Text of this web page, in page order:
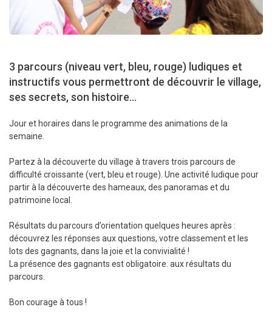
3 parcours (niveau vert, bleu, rouge) ludiques et
instructifs vous permettront de découvrir le village,
ses secrets, son histoire...
Jour et horaires dans le programme des animations de la
semaine.
Partez à la découverte du village à travers trois parcours de
difficulté croissante (vert, bleu et rouge). Une activité ludique pour
partir à la découverte des hameaux, des panoramas et du
patrimoine local.
Résultats du parcours d’orientation quelques heures après :
découvrez les réponses aux questions, votre classement et les
lots des gagnants, dans la joie et la convivialité !
La présence des gagnants est obligatoire. aux résultats du
parcours.
Bon courage à tous !